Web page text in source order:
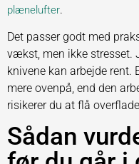
plænelufter.
Det passer godt med
vækst, men ikke stresset.
knivene kan arbejde rent.
mere ovenpå, end den
risikerer du at flå
Sådan